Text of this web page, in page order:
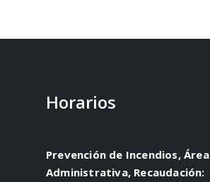
Horarios
Prevención de Incendios, Área
Administrativa, Recaudación: